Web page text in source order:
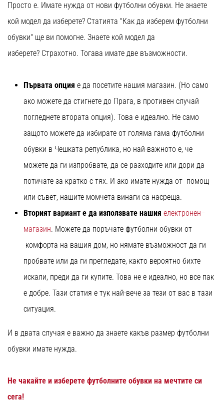
обувки
Nike
Phantom
6
–
всяко
Перфектни
всички
статии
Просто е. Имате нужда от нови футболни обувки. Не знаете
кой модел да изберете? Статията "Как да изберем футболни
обувки" ще ви помогне. Знаете кой модел да
изберете? Страхотно. Тогава имате две възможности.
Първата опция е да посетите нашия магазин. (Но само
ако можете да стигнете до Прага, в противен случай
погледнете втората опция). Това е идеално. Не само
защото можете да избирате от голяма гама футболни
обувки в Чешката република, но най-важното е, че
можете да ги изпробвате, да се разходите или дори да
потичате за кратко с тях. И ако имате нужда от помощ
или съвет, нашите момчета винаги са насреща.
Вторият вариант е да използвате нашия електронен–
магазин. Можете да поръчате футболни обувки от
комфорта на вашия дом, но нямате възможност да ги
пробвате или да ги прегледате, както вероятно бихте
искали, преди да ги купите. Това не е идеално, но все пак
е добре. Тази статия е тук най-вече за тези от вас в тази
ситуация.
И в двата случая е важно да знаете какъв размер футболни
обувки имате нужда.
Не чакайте и изберете футболните обувки на мечтите си
сега!